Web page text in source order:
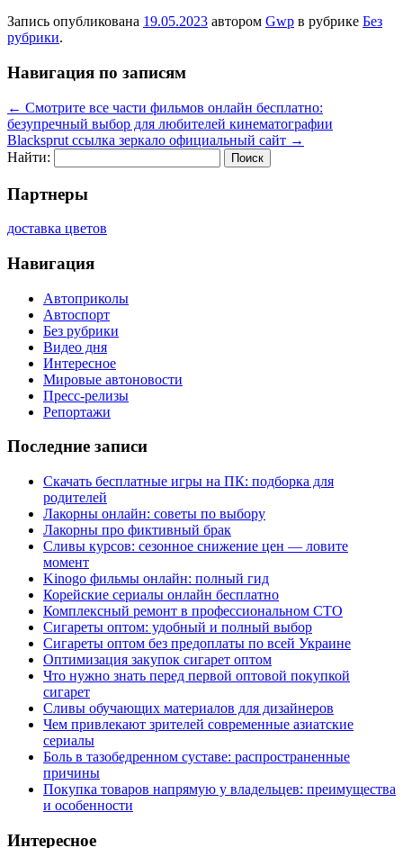
Запись опубликована 19.05.2023 автором Gwp в рубрике Без
рубрики.
Навигация по записям
← Смотрите все части фильмов онлайн бесплатно:
безупречный выбор для любителей кинематографии
Blacksprut ссылка зеркало официальный сайт →
Найти:
Партнеры
доставка цветов
Навигация
Автоприколы
Автоспорт
Без рубрики
Видео дня
Интересное
Мировые автоновости
Пресс-релизы
Репортажи
Последние записи
Скачать бесплатные игры на ПК: подборка для
родителей
Лакорны онлайн: советы по выбору
Лакорны про фиктивный брак
Сливы курсов: сезонное снижение цен — ловите
момент
Kinogo фильмы онлайн: полный гид
Корейские сериалы онлайн бесплатно
Комплексный ремонт в профессиональном СТО
Сигареты оптом: удобный и полный выбор
Сигареты оптом без предоплаты по всей Украине
Оптимизация закупок сигарет оптом
Что нужно знать перед первой оптовой покупкой
сигарет
Сливы обучающих материалов для дизайнеров
Чем привлекают зрителей современные азиатские
сериалы
Боль в тазобедренном суставе: распространенные
причины
Покупка товаров напрямую у владельцев: преимущества
и особенности
Интересное